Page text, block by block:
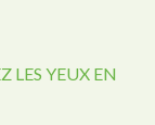
LES YEUX EN